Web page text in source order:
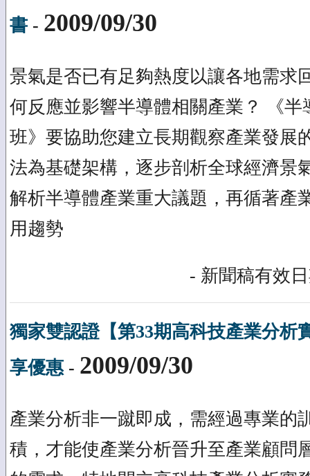
書 - 2009/09/30
景氣是否已有足夠熱度以讓各地需求
何反應並影響半導體相關產業？ 《半
班》要協助您建立長期觀察產業發展
法為基礎架構，逐步剖析全球經濟景
解析半導體產業重大議題，再循著產
用趨勢
- 新聞稿有效
獨家雙認證【第33期高科技產業分析
享優惠- 2009/09/30
產業分析非一蹴即成，需經過專業的
積，才能使產業分析晉升至產業顧問